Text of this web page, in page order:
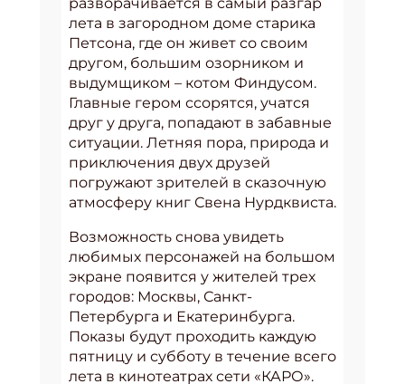
лета в загородном доме старика
Петсона, где он живет со своим
другом, большим озорником и
выдумщиком – котом Финдусом.
Главные гером ссорятся, учатся
друг у друга, попадают в забавные
ситуации. Летняя пора, природа и
приключения двух друзей
погружают зрителей в сказочную
атмосферу книг Свена Нурдквиста.
Возможность снова увидеть
любимых персонажей на большом
экране появится у жителей трех
городов: Москвы, Санкт-
Петербурга и Екатеринбурга.
Показы будут проходить каждую
пятницу и субботу в течение всего
лета в кинотеатрах сети «КАРО».